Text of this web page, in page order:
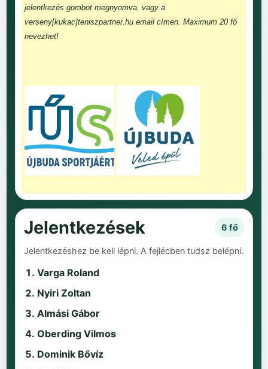
jelentkezés gombot megnyomva, vagy a
verseny[kukac]teniszpartner.hu email címen. Maximum 20 fő
nevezhet!
Jelentkezések 6 fő
Jelentkezéshez be kell lépni. A fejlécben tudsz belépni.
Varga Roland
Nyiri Zoltan
Almási Gábor
Oberding Vilmos
Dominik Bővíz